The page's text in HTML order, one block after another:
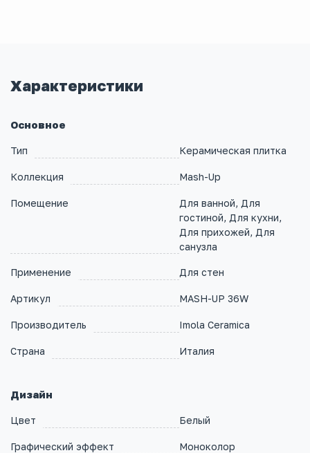
Характеристики
Основное
Тип Керамическая плитка
Коллекция Mash-Up
Помещение
Для ванной, Для
гостиной, Для кухни,
Для прихожей, Для
санузла
Применение Для стен
Артикул MASH-UP 36W
Производитель Imola Ceramica
Страна Италия
Дизайн
Цвет Белый
Графический эффект Моноколор